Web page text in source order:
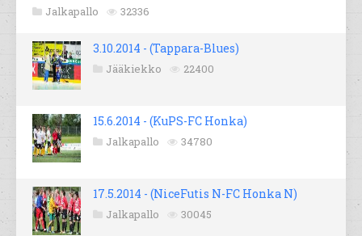
Jalkapallo 32336
3.10.2014 - (Tappara-Blues)
Jääkiekko 22400
15.6.2014 - (KuPS-FC Honka)
Jalkapallo 34780
17.5.2014 - (NiceFutis N-FC Honka N)
Jalkapallo 30045